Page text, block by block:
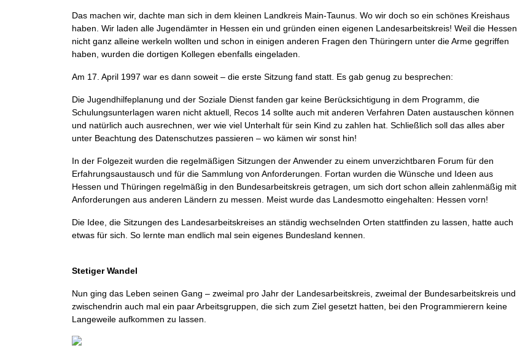
Das machen wir, dachte man sich in dem kleinen Landkreis Main-Taunus. Wo wir doch so ein schönes Kreishaus
haben. Wir laden alle Jugendämter in Hessen ein und gründen einen eigenen Landesarbeitskreis! Weil die Hessen
nicht ganz alleine werkeln wollten und schon in einigen anderen Fragen den Thüringern unter die Arme gegriffen
haben, wurden die dortigen Kollegen ebenfalls eingeladen.
Am 17. April 1997 war es dann soweit – die erste Sitzung fand statt. Es gab genug zu besprechen:
Die Jugendhilfeplanung und der Soziale Dienst fanden gar keine Berücksichtigung in dem Programm, die
Schulungsunterlagen waren nicht aktuell, Recos 14 sollte auch mit anderen Verfahren Daten austauschen können
und natürlich auch ausrechnen, wer wie viel Unterhalt für sein Kind zu zahlen hat. Schließlich soll das alles aber
unter Beachtung des Datenschutzes passieren – wo kämen wir sonst hin!
In der Folgezeit wurden die regelmäßigen Sitzungen der Anwender zu einem unverzichtbaren Forum für den
Erfahrungsaustausch und für die Sammlung von Anforderungen. Fortan wurden die Wünsche und Ideen aus
Hessen und Thüringen regelmäßig in den Bundesarbeitskreis getragen, um sich dort schon allein zahlenmäßig mit
Anforderungen aus anderen Ländern zu messen. Meist wurde das Landesmotto eingehalten: Hessen vorn!
Die Idee, die Sitzungen des Landesarbeitskreises an ständig wechselnden Orten stattfinden zu lassen, hatte auch
etwas für sich. So lernte man endlich mal sein eigenes Bundesland kennen.
Stetiger Wandel
Nun ging das Leben seinen Gang – zweimal pro Jahr der Landesarbeitskreis, zweimal der Bundesarbeitskreis und
zwischendrin auch mal ein paar Arbeitsgruppen, die sich zum Ziel gesetzt hatten, bei den Programmierern keine
Langeweile aufkommen zu lassen.